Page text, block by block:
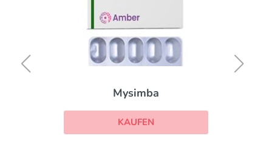
Mysimba
KAUFEN